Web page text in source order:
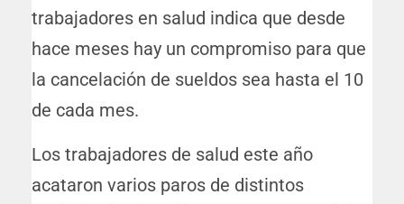
trabajadores en salud indica que desde
hace meses hay un compromiso para que
la cancelación de sueldos sea hasta el 10
de cada mes.
Los trabajadores de salud este año
acataron varios paros de distintos